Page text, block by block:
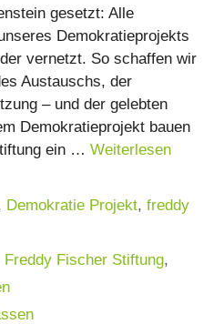
gesetzt: Alle
Demokratieprojekts
vernetzt. So schaffen wir
Austauschs, der
– und der gelebten
Demokratieprojekt bauen
ein … Weiterlesen
Demokratie Projekt,freddy
Freddy Fischer Stiftung,